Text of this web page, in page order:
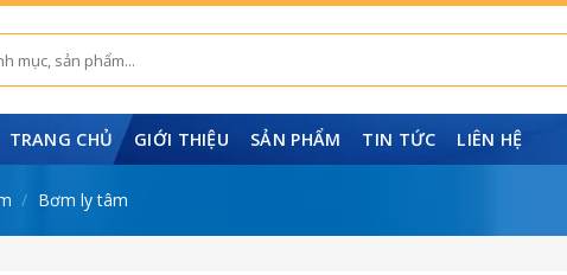
TRANG CHỦ GIỚI THIỆU SẢN PHẨM TIN TỨC LIÊN HỆ
/ Bơm ly tâm